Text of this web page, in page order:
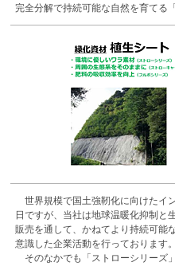
完全分解で持続可能な自然を育てる
世界規模で国土強靭化に向けたイ
日ですが、当社は地球温暖化抑制と
販売を通して、かねてより持続可能
意識した企業活動を行っております。
そのなかでも「ストローシリーズ